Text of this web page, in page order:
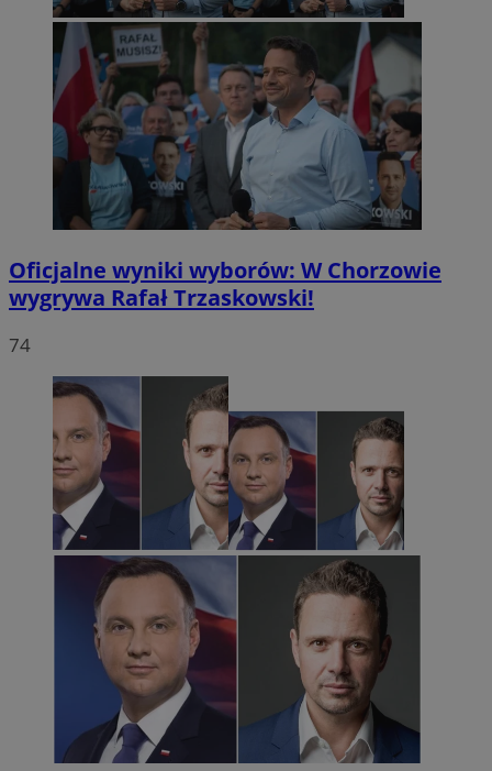
Oficjalne wyniki wyborów: W Chorzowie
wygrywa Rafał Trzaskowski!
74